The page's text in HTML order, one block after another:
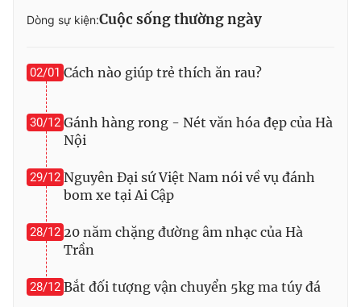
® Cấm sao chép dưới mọi hình thức nếu không có sự chấp
thuận bằng văn bản. Ghi rõ nguồn VTV.vn khi phát hành lại
thông tin từ website này.
Dòng sự kiện:Cuộc sống thường ngày
02/01 Cách nào giúp trẻ thích ăn rau?
30/12 Gánh hàng rong - Nét văn hóa đẹp của Hà
Nội
29/12 Nguyên Đại sứ Việt Nam nói về vụ đánh
bom xe tại Ai Cập
28/12 20 năm chặng đường âm nhạc của Hà
Trần
28/12 Bắt đối tượng vận chuyển 5kg ma túy đá